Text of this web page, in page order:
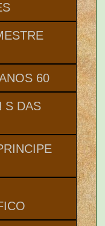
60
S DAS